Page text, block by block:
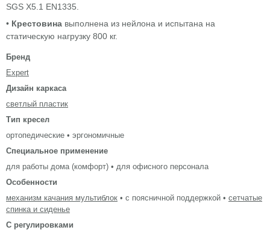
SGS X5.1 EN1335.
• Крестовина выполнена из нейлона и испытана на
статическую нагрузку 800 кг.
Бренд
Expert
Дизайн каркаса
светлый пластик
Тип кресел
ортопедические • эргономичные
Специальное применение
для работы дома (комфорт) • для офисного персонала
Особенности
механизм качания мультиблок • с поясничной поддержкой • сетчатые
спинка и сиденье
С регулировками